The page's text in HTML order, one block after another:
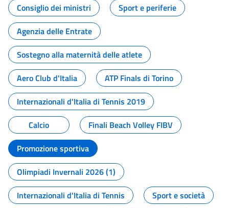
Consiglio dei ministri
Sport e periferie
Agenzia delle Entrate
Sostegno alla maternità delle atlete
Aero Club d'Italia
ATP Finals di Torino
Internazionali d'Italia di Tennis 2019
Calcio
Finali Beach Volley FIBV
Promozione sportiva
Olimpiadi Invernali 2026 (1)
Internazionali d'Italia di Tennis
Sport e società